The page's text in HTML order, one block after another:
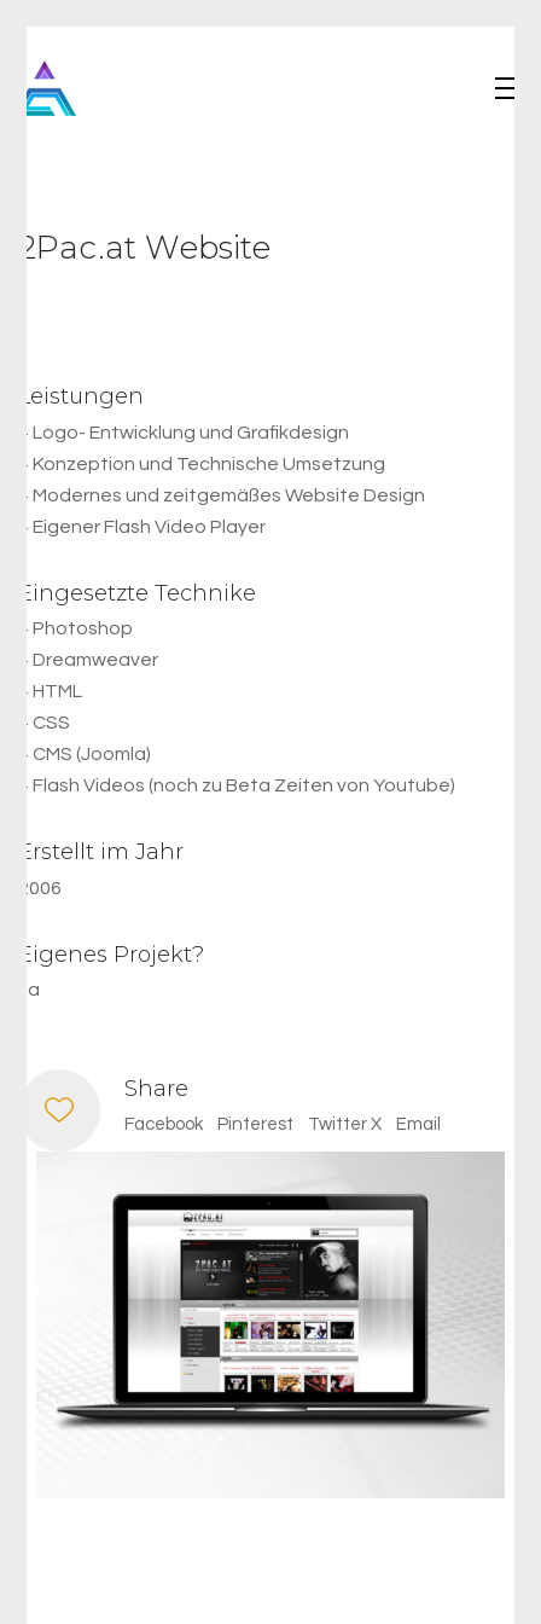
2Pac.at Website
Leistungen
+ Logo- Entwicklung und Grafikdesign
+ Konzeption und Technische Umsetzung
+ Modernes und zeitgemäßes Website Design
+ Eigener Flash Video Player
Eingesetzte Technike
+ Photoshop
+ Dreamweaver
+ HTML
+ CSS
+ CMS (Joomla)
+ Flash Videos (noch zu Beta Zeiten von Youtube)
Erstellt im Jahr
2006
Eigenes Projekt?
Ja
Share
Facebook Pinterest Twitter X Email